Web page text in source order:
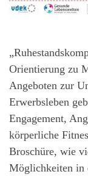
Orientierung zu
Angeboten zur
Erwerbsleben
Engagement,
körperliche
Broschüre, wie
Möglichkeiten in